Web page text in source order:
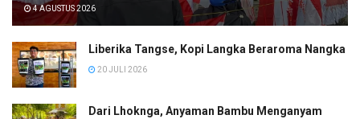
4 AGUSTUS 2026
Liberika Tangse, Kopi Langka Beraroma Nangka
20 JULI 2026
Dari Lhoknga, Anyaman Bambu Menganyam